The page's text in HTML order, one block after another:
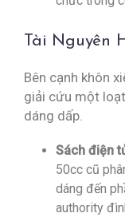
Tài Nguyên
Bên cạnh khôn
giải cứu một
dáng dấp.
Sách điện
50cc cũ
dáng đến
authority